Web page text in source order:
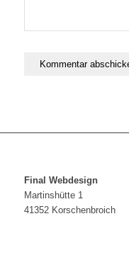
Final Webdesign
Martinshütte 1
41352 Korschenbroich